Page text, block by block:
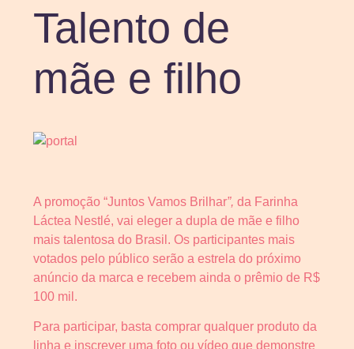
Talento de
mãe e filho
A promoção “Juntos Vamos Brilhar”, da Farinha
Láctea Nestlé, vai eleger a dupla de mãe e filho
mais talentosa do Brasil. Os participantes mais
votados pelo público serão a estrela do próximo
anúncio da marca e recebem ainda o prêmio de R$
100 mil.
Para participar, basta comprar qualquer produto da
linha e inscrever uma foto ou vídeo que demonstre